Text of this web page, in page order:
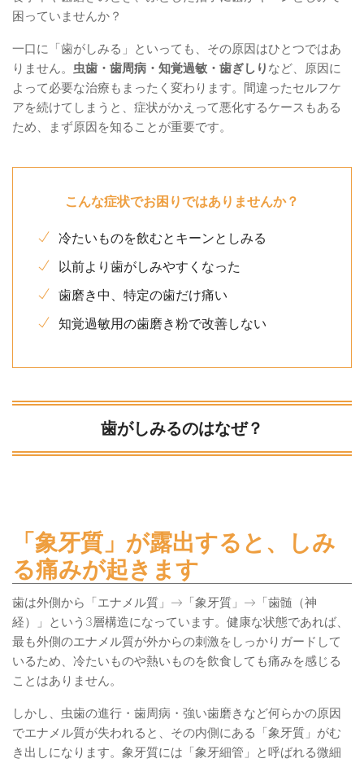
困っていませんか？
一口に「歯がしみる」といっても、その原因はひとつではあ
りません。 虫歯・歯周病・知覚過敏・歯ぎしり など、原因に
よって必要な治療もまったく変わります。間違ったセルフケ
アを続けてしまうと、症状がかえって悪化するケースもある
ため、まず原因を知ることが重要です。
こんな症状でお困りではありませんか？
冷たいものを飲むとキーンとしみる
以前より歯がしみやすくなった
歯磨き中、特定の歯だけ痛い
知覚過敏用の歯磨き粉で改善しない
歯がしみるのはなぜ？
「象牙質」が露出すると、しみ
る痛みが起きます
歯は外側から「エナメル質」→「象牙質」→「歯髄（神
経）」という3層構造になっています。健康な状態であれば、
最も外側のエナメル質が外からの刺激をしっかりガードして
いるため、冷たいものや熱いものを飲食しても痛みを感じる
ことはありません。
しかし、虫歯の進行・歯周病・強い歯磨きなど何らかの原因
でエナメル質が失われると、その内側にある「象牙質」がむ
き出しになります。象牙質には「象牙細管」と呼ばれる微細